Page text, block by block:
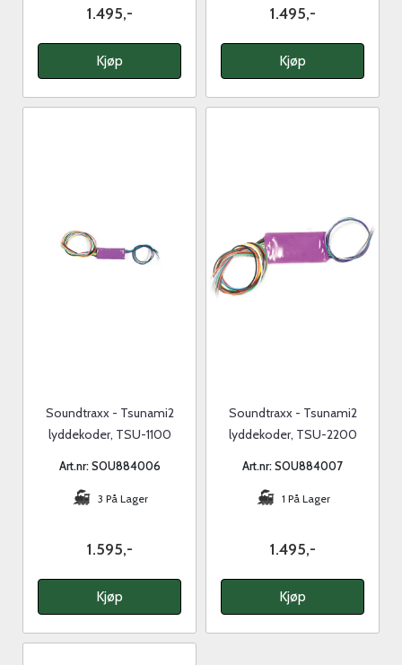
1.495,-
Kjøp
1.495,-
Kjøp
Soundtraxx - Tsunami2
lyddekoder, TSU-1100
Art.nr: SOU884006
3 På Lager
1.595,-
Kjøp
Soundtraxx - Tsunami2
lyddekoder, TSU-2200
Art.nr: SOU884007
1 På Lager
1.495,-
Kjøp